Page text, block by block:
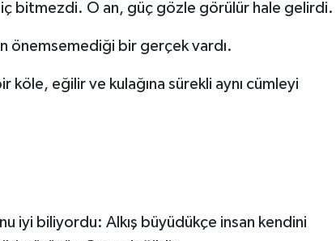
hiç bitmezdi. O an, güç gözle görülür hale gelirdi.
önemsemediği bir gerçek vardı.
köle, eğilir ve kulağına sürekli aynı cümleyi
iyi biliyordu: Alkış büyüdükçe insan kendini